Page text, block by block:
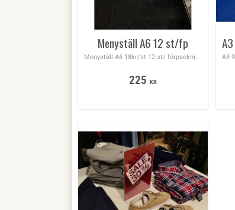
Menyställ A6 12 st/fp
Menyställ A6 18kr/st 12 st/ förpackning
225 KR